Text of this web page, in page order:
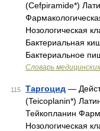
(Cefpiramide*)
Нозологическая
Бактериальная
Бактериальное
Словарь
115 Таргоцид —
(Teicoplanin*)
Тейкопланин
Нозологическая